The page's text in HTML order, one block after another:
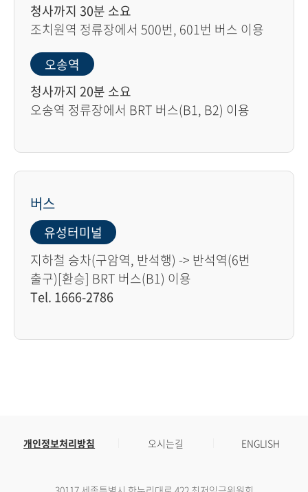
청사까지 30분 소요
조치원역 정류장에서 500번, 601번 버스 이용
오송역
청사까지 20분 소요
오송역 정류장에서 BRT 버스(B1, B2) 이용
버스
유성터미널
지하철 승차(구암역, 반석행) -> 반석역(6번
출구)[환승] BRT 버스(B1) 이용
Tel. 1666-2786
개인정보처리방침 오시는길 ENGLISH